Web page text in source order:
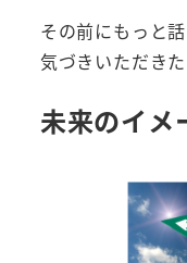
その前にもっと
気づきいただきた
未来のイメ